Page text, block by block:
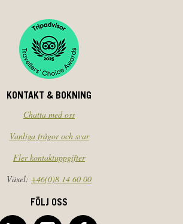
KONTAKT & BOKNING
Chatta med oss
Vanliga frågor och svar
Fler kontaktuppgifter
Växel: +46(0)8 14 60 00
FÖLJ OSS